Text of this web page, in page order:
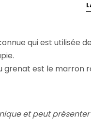
qui est utilisée
grenat est le marron
et peut